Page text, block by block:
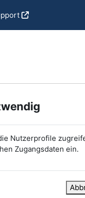
Nutzerprofile
Zugangsdaten ein.